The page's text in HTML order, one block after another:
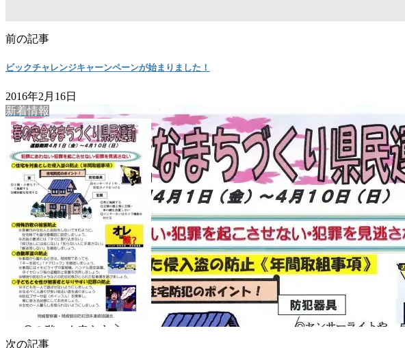
前の記事
ビックチャレンジキャーンペーンが始まりました！
2016年2月16日
新着情報
次の記事